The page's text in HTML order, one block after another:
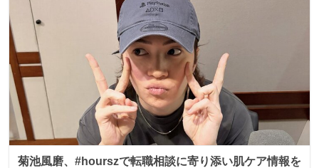
菊池風磨、#hourszで転職相談に寄り添い肌ケア情報を